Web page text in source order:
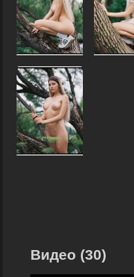
Видео (30)